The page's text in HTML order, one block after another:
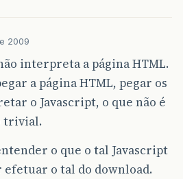
2009
interpreta a página HTML.
a página HTML, pegar os
o Javascript, o que não é
trivial.
o que o tal Javascript
efetuar o tal do download.